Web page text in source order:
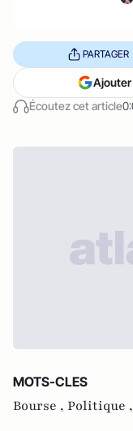
Écoutez cet article
PARTAGER
MOTS-CLES
Bourse , Politique ,